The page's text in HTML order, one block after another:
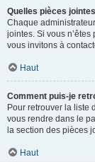
Quelles pièces
Chaque
jointes. Si vous
vous invitons à
Haut
Comment puis-je
Pour retrouver la liste
vous rendre dans le
la section des pièces
Haut